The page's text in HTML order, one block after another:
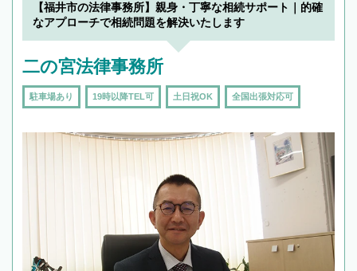
【福井市の法律事務所】親身・丁寧な相続サポート｜的確
なアプローチで相続問題を解決いたします
二の宮法律事務所
駐車場あり 19時以降TEL可 土日祝OK 全国出張対応可